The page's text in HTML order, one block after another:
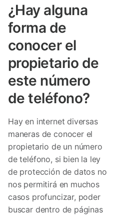
¿Hay alguna
forma de
conocer el
propietario de
este número
de teléfono?
Hay en internet diversas
maneras de conocer el
propietario de un número
de teléfono, si bien la ley
de protección de datos no
nos permitirá en muchos
casos profuncizar, poder
buscar dentro de páginas